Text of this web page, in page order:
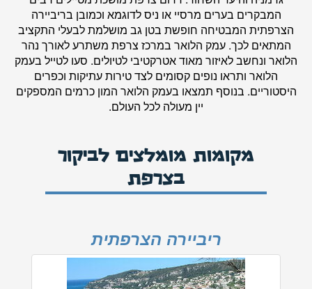
המבקרים בערים מרסיי או ניס לדוגמא וכמובן בריביירה
הצרפתית המבטיחה חופשת בטן גב מושלמת לבעלי התקציב
המתאים לכך. עמק הלואר במרכז צרפת משתרע לאורך נהר
הלואר ונחשב לאיזור מאוד אטרקטיבי לטיולים. סעו לטייל בעמק
הלואר ותראו נופים קסומים לצד טירות עתיקות וכפרים
היסטוריים. בנוסף תמצאו בעמק הלואר המון כרמים המספקים
יין מעולה לכל העולם.
מקומות מומלצים לביקור
בצרפת
ריביירה הצרפתית